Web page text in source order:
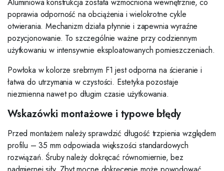
poprawia odporność na obciążenia i wielokrotne cykle
otwierania. Mechanizm działa płynnie i zapewnia wyraźne
pozycjonowanie. To szczególnie ważne przy codziennym
użytkowaniu w intensywnie eksploatowanych pomieszczeniach.
Powłoka w kolorze srebrnym F1 jest odporna na ścieranie i
łatwa do utrzymania w czystości. Estetyka pozostaje
niezmienna nawet po długim czasie użytkowania.
Wskazówki montażowe i typowe błędy
Przed montażem należy sprawdzić długość trzpienia względem
profilu – 35 mm odpowiada większości standardowych
rozwiązań. Śruby należy dokręcać równomiernie, bez